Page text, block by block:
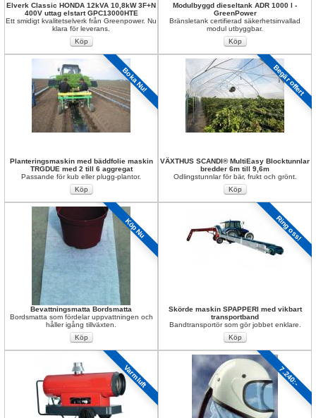
Elverk Classic HONDA 12kVA 10,8kW 3F+N
400V uttag elstart GPC13000HTE
Ett smidigt kvalitetselverk från Greenpower. Nu
klara för leverans.
Modulbyggd dieseltank ADR 1000 l -
GreenPower
Bränsletank certifierad säkerhetsinvallad
modul utbyggbar.
Boka Nu!
Planteringsmaskin med bäddfolie maskin
TRGDUE med 2 till 6 aggregat
Passande för kub eller plugg-plantor.
Begär offert
VÄXTHUS SCANDI® MultiEasy Blocktunnlar
bredder 6m till 9,6m
Odlingstunnlar för bär, frukt och grönt.
Köp Nu
Bevattningsmatta Bordsmatta
Bordsmatta som fördelar uppvattningen och
håller igång tillväxten.
Ring oss!
Skörde maskin SPAPPERI med vikbart
transportband
Bandtransportör som gör jobbet enklare.
Varmluft 7.240:-